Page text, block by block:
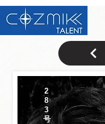
2
8
3
号